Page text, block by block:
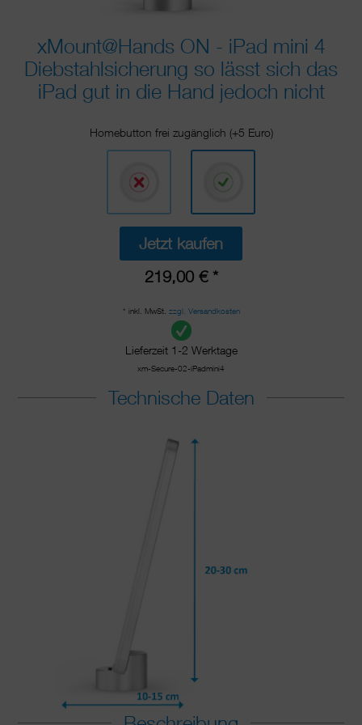
xMount@Hands ON - iPad mini 4
Diebstahlsicherung so lässt sich das
iPad gut in die Hand jedoch nicht
Homebutton frei zugänglich (+5 Euro)
Jetzt kaufen
219,00 € *
* inkl. MwSt. zzgl. Versandkosten
Lieferzeit 1-2 Werktage
xm-Secure-02-iPadmini4
Technische Daten